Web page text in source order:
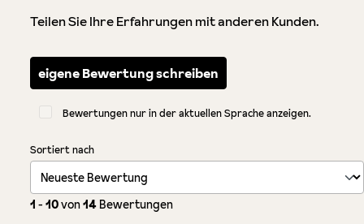
Teilen Sie Ihre Erfahrungen mit anderen Kunden.
eigene Bewertung schreiben
Bewertungen nur in der aktuellen Sprache anzeigen.
Sortiert nach
1 - 10von14Bewertungen